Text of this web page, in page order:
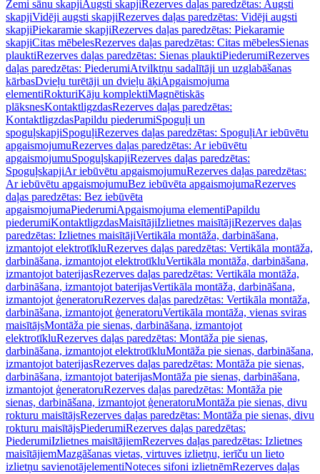
Zemi sānu skapjiAugsti skapjiRezerves daļas paredzētas: Augsti
skapjiVidēji augsti skapjiRezerves daļas paredzētas: Vidēji augsti
skapjiPiekaramie skapjiRezerves daļas paredzētas: Piekaramie
skapjiCitas mēbelesRezerves daļas paredzētas: Citas mēbelesSienas
plauktiRezerves daļas paredzētas: Sienas plauktiPiederumiRezerves
daļas paredzētas: PiederumiAtvilktņu sadalītāji un uzglabāšanas
kārbasDvieļu turētāji un dvieļu āķiApgaismojuma
elementiRokturiKāju komplektiMagnētiskās
plāksnesKontaktligzdasRezerves daļas paredzētas:
KontaktligzdasPapildu piederumiSpoguļi un
spoguļskapjiSpoguļiRezerves daļas paredzētas: SpoguļiAr iebūvētu
apgaismojumuRezerves daļas paredzētas: Ar iebūvētu
apgaismojumuSpoguļskapjiRezerves daļas paredzētas:
SpoguļskapjiAr iebūvētu apgaismojumuRezerves daļas paredzētas:
Ar iebūvētu apgaismojumuBez iebūvēta apgaismojumaRezerves
daļas paredzētas: Bez iebūvēta
apgaismojumaPiederumiApgaismojuma elementiPapildu
piederumiKontaktligzdasMaisītājiIzlietnes maisītājiRezerves daļas
paredzētas: Izlietnes maisītājiVertikāla montāža, darbināšana,
izmantojot elektrotīkluRezerves daļas paredzētas: Vertikāla montāža,
darbināšana, izmantojot elektrotīkluVertikāla montāža, darbināšana,
izmantojot baterijasRezerves daļas paredzētas: Vertikāla montāža,
darbināšana, izmantojot baterijasVertikāla montāža, darbināšana,
izmantojot ģeneratoruRezerves daļas paredzētas: Vertikāla montāža,
darbināšana, izmantojot ģeneratoruVertikāla montāža, vienas sviras
maisītājsMontāža pie sienas, darbināšana, izmantojot
elektrotīkluRezerves daļas paredzētas: Montāža pie sienas,
darbināšana, izmantojot elektrotīkluMontāža pie sienas, darbināšana,
izmantojot baterijasRezerves daļas paredzētas: Montāža pie sienas,
darbināšana, izmantojot baterijasMontāža pie sienas, darbināšana,
izmantojot ģeneratoruRezerves daļas paredzētas: Montāža pie
sienas, darbināšana, izmantojot ģeneratoruMontāža pie sienas, divu
rokturu maisītājsRezerves daļas paredzētas: Montāža pie sienas, divu
rokturu maisītājsPiederumiRezerves daļas paredzētas:
PiederumiIzlietnes maisītājiemRezerves daļas paredzētas: Izlietnes
maisītājiemMazgāšanas vietas, virtuves izlietņu, ierīču un lieto
izlietņu savienotājelementiNoteces sifoni izlietnēmRezerves daļas